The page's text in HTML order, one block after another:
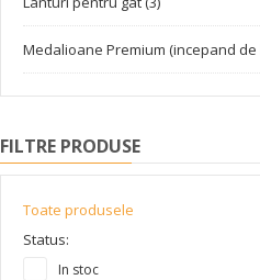
Medalioane Premium (incepand de
FILTRE PRODUSE
Toate produsele
Status:
In stoc